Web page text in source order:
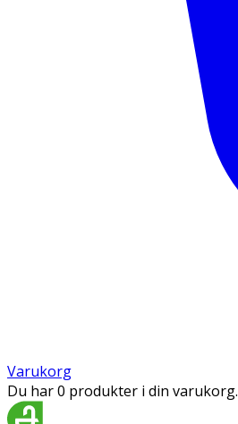
Varukorg
Du har 0 produkter i din varukorg.